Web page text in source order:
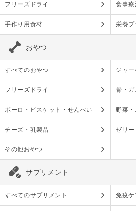
フリーズドライ 食事療
手作り用食材 栄養プ
おやつ
すべてのおやつ ジャー
フリーズドライ 骨・ガ
ボーロ・ビスケット・せんべい 野菜・
チーズ・乳製品 ゼリー
その他おやつ
サプリメント
すべてのサプリメント 免疫ケ